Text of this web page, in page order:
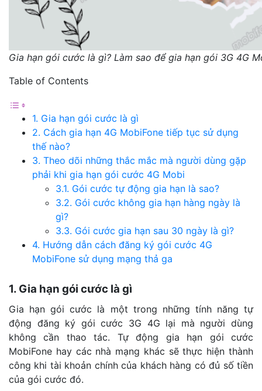
Gia hạn gói cước là gì? Làm sao để gia hạn gói 3G 4G
Table of Contents
1. Gia hạn gói cước là gì
2. Cách gia hạn 4G MobiFone tiếp tục sử dụng
thế nào?
3. Theo dõi những thắc mắc mà người dùng gặp
phải khi gia hạn gói cước 4G Mobi
3.1. Gói cước tự động gia hạn là sao?
3.2. Gói cước không gia hạn hàng ngày là
gì?
3.3. Gói cước gia hạn sau 30 ngày là gì?
4. Hướng dẫn cách đăng ký gói cước 4G
MobiFone sử dụng mạng thả ga
1. Gia hạn gói cước là gì
Gia hạn gói cước là một trong những tính năng tự
động đăng ký gói cước 3G 4G lại mà người dùng
không cần thao tác. Tự động gia hạn gói cước
MobiFone hay các nhà mạng khác sẽ thực hiện thành
công khi tài khoản chính của khách hàng có đủ số tiền
của gói cước đó.